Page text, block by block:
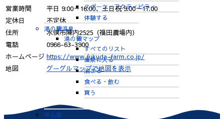
スポーツ・アクティビティ
体験する
湯の鶴温泉
湯の鶴マップ
すべてのリスト
温泉に入る
泊まる
食べる・飲む
買う
中心部
営業時間
平日 9:00～16:00、土日祝 9:00～17:00
定休日
不定休
住所
水俣市陳内2525（福田農場内）
電話
0966-63-3900
ホームページ https://www.fukuda-farm.co.jp/
地図
グーグルマップで地図を表示